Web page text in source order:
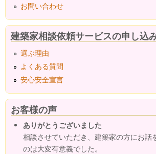
お問い合わせ
建築家相談依頼サービスの申し込
選ぶ理由
よくある質問
安心安全宣言
お客様の声
ありがとうございました
相談させていただき、建築家の方にお話
のは大変有意義でした。